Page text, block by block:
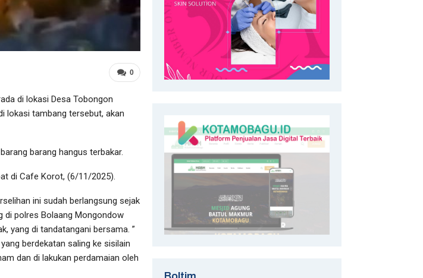
0
di lokasi Desa Tobongon
lokasi tambang tersebut, akan
barang hangus terbakar.
di Cafe Korot, (6/11/2025).
ini sudah berlangsung sejak
di polres Bolaang Mongondow
yang di tandatangani bersama. ”
berdekatan saling ke sisilain
dan di lakukan perdamaian oleh